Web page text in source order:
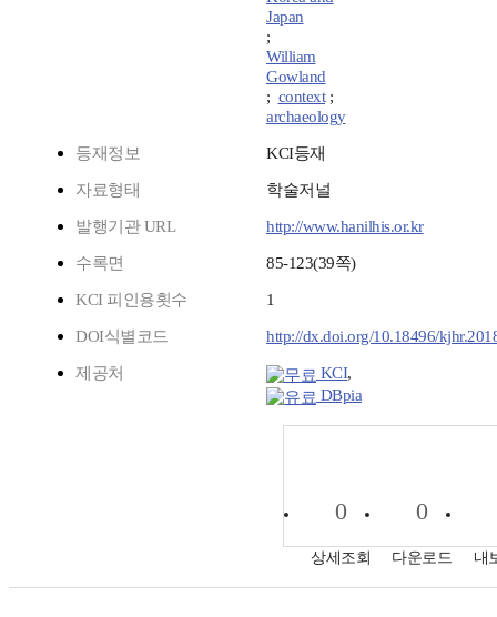
Japan
;
William
Gowland
; context;
archaeology
등재정보 KCI등재
자료형태 학술저널
발행기관 URL http://www.hanilhis.or.kr
수록면 85-123(39쪽)
KCI 피인용횟수 1
DOI식별코드 http://dx.doi.org/10.18496/
제공처 KCI,
DBpia
0
상세조회
0
다운로드 내